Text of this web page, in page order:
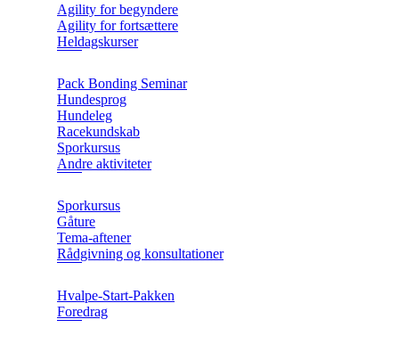
Agility for begyndere
Agility for fortsættere
Heldagskurser
Pack Bonding Seminar
Hundesprog
Hundeleg
Racekundskab
Sporkursus
Andre aktiviteter
Sporkursus
Gåture
Tema-aftener
Rådgivning og konsultationer
Hvalpe-Start-Pakken
Foredrag